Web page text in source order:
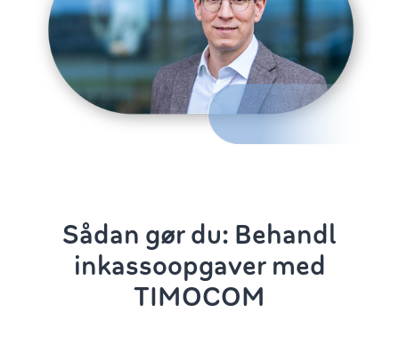
Sådan gør du: Behandl
inkassoopgaver med
TIMOCOM